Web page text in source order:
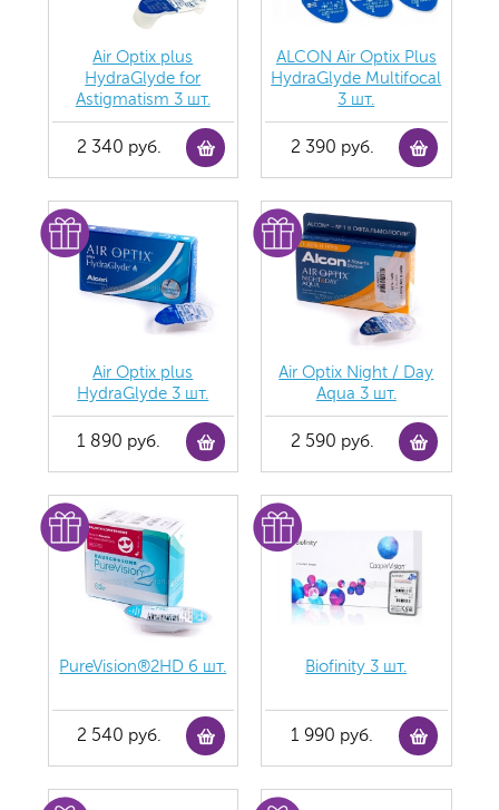
Air Optix plus
HydraGlyde for
Astigmatism 3 шт.
2 340 руб.
ALCON Air Optix Plus
HydraGlyde Multifocal
3 шт.
2 390 руб.
Air Optix plus
HydraGlyde 3 шт.
1 890 руб.
Air Optix Night / Day
Aqua 3 шт.
2 590 руб.
PureVision®2HD 6 шт.
2 540 руб.
Biofinity 3 шт.
1 990 руб.